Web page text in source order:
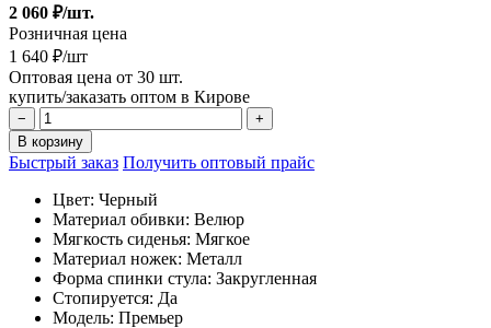
2 060 ₽/шт.
Розничная цена
1 640 ₽/шт
Оптовая цена от 30 шт.
купить/заказать оптом в Кирове
−
+
В корзину
Быстрый заказ Получить оптовый прайс
Цвет: Черный
Материал обивки: Велюр
Мягкость сиденья: Мягкое
Материал ножек: Металл
Форма спинки стула: Закругленная
Стопируется: Да
Модель: Премьер